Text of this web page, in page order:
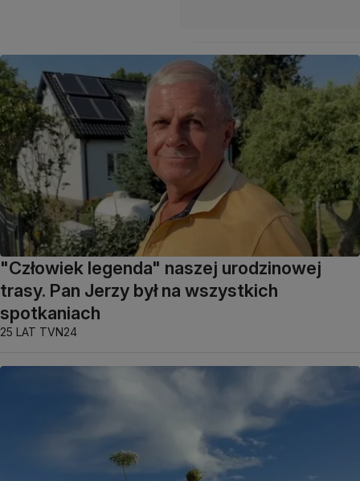
"Człowiek legenda" naszej urodzinowej
trasy. Pan Jerzy był na wszystkich
spotkaniach
25 LAT TVN24